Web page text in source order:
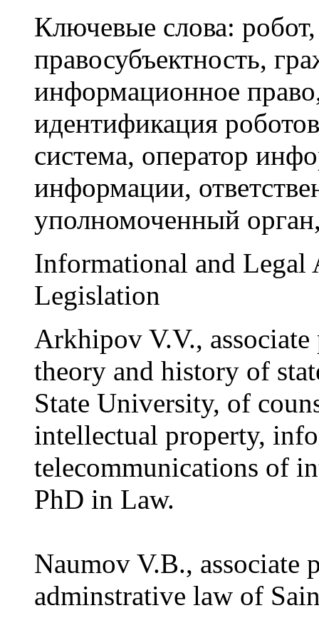
Ключевые слова:
правосубъектность,
информационное
идентификация
система, оператор
информации,
уполномоченный
Informational and Legal
Legislation
Arkhipov V.V.,
theory and history of
State University, of
intellectual property,
telecommunications of
PhD in Law.
Naumov V.B., associate
adminstrative law of